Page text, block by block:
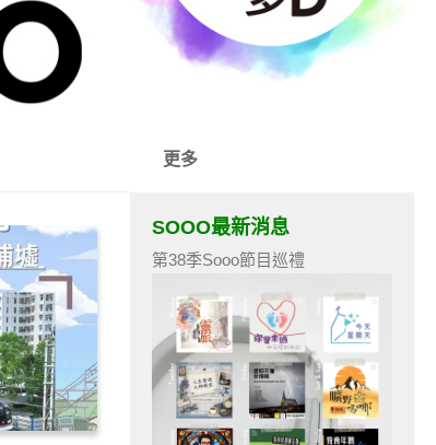
更多
SOOO最新消息
第38季Sooo節目巡禮